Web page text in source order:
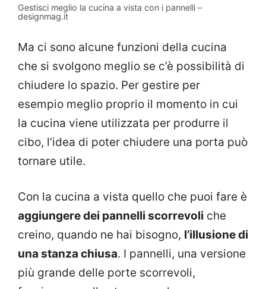
Gestisci meglio la cucina a vista con i pannelli –
designmag.it
Ma ci sono alcune funzioni della cucina
che si svolgono meglio se c’è possibilità di
chiudere lo spazio. Per gestire per
esempio meglio proprio il momento in cui
la cucina viene utilizzata per produrre il
cibo, l’idea di poter chiudere una porta può
tornare utile.
Con la cucina a vista quello che puoi fare è
aggiungere dei pannelli scorrevoli che
creino, quando ne hai bisogno, l’illusione di
una stanza chiusa. I pannelli, una versione
più grande delle porte scorrevoli,